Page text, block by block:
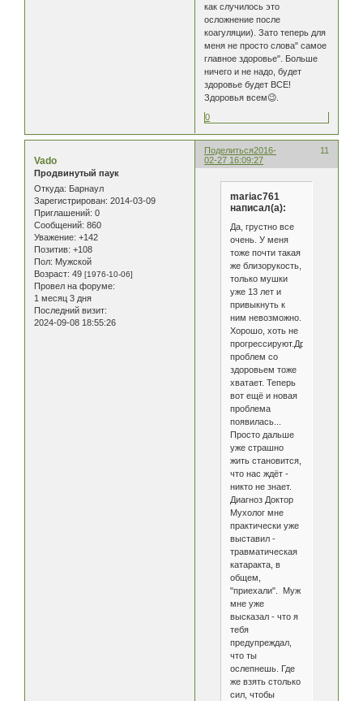
как случилось это
осложнение после
коагуляции). Зато теперь для
меня не просто слова" самое
главное здоровье". Больше
ничего и не надо, будет
здоровье будет ВСЕ!
Здоровья всем😉.
0
Поделиться 11
2016-
02-27 16:09:27
Vado
Продвинутый паук
Откуда: Барнаул
Зарегистрирован: 2014-03-09
Приглашений: 0
Сообщений: 860
Уважение: +142
Позитив: +108
Пол: Мужской
Возраст: 49 [1976-10-06]
Провел на форуме:
1 месяц 3 дня
Последний визит:
2024-09-08 18:55:26
mariac761
написал(а):
Да, грустно все
очень. У меня
тоже почти такая
же близорукость,
только мушки
уже 13 лет и
привыкнуть к
ним невозможно.
Хорошо, хоть не
прогрессируют.Других
проблем со
здоровьем тоже
хватает. Теперь
вот ещё и новая
проблема
появилась...
Просто дальше
уже страшно
жить становится,
что нас ждёт -
никто не знает.
Диагноз Доктор
Мухолог мне
практически уже
выставил -
травматическая
катаракта, в
общем,
"приехали". Муж
мне уже
высказал - что я
тебя
предупреждал,
что ты
ослепнешь. Где
же взять столько
сил, чтобы